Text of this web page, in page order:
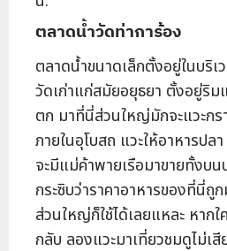
ตลาดน้ำวัดท่าการ้อง
ตลาดน้ำขนาดเล็กตั้งอยู่ในบริ
วัดเก่าแก่สมัยอยุธยา ตั้งอยู่ริม
ตก มาที่นี่ส่วนใหญ่มักจะแวะก
ภายในอุโบสถ แวะให้อาหารปล
จะมีแม่ค้าพายเรือมาขายทั้งบ
กระซิบว่าราคาอาหารของที่นี่ถู
ส่วนใหญ่ก็ใช้ได้เลยแหละ หากใ
กลับ ลองแวะมาเที่ยวชมดูไม่เสี